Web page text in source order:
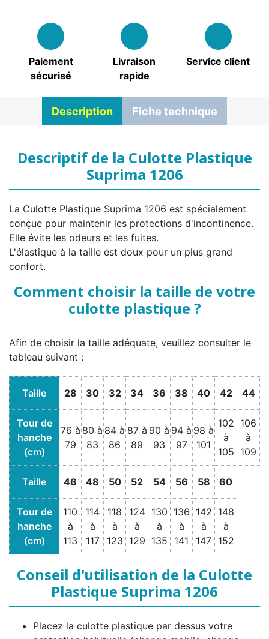
Paiement
sécurisé
Livraison
rapide
Service client
Description Fiche technique
Descriptif de la Culotte Plastique
Suprima 1206
La Culotte Plastique Suprima 1206 est spécialement
conçue pour maintenir les protections d'incontinence.
Elle évite les odeurs et les fuites.
L'élastique à la taille est doux pour un plus grand
confort.
Comment choisir la taille de votre
culotte plastique ?
Afin de choisir la taille adéquate, veuillez consulter le
tableau suivant :
Taille 28 30 32 34 36 38 40 42 44
Tour de
hanche
(cm)
76 à
79
80 à
83
84 à
86
87 à
89
90 à
93
94 à
97
98 à
101
102
à
105
106
à
109
Taille 46 48 50 52 54 56 58 60
Tour de
hanche
(cm)
110
à
113
114
à
117
118
à
123
124
à
129
130
à
135
136
à
141
142
à
147
148
à
152
Conseil d'utilisation de la Culotte
Plastique Suprima 1206
Placez la culotte plastique par dessus votre